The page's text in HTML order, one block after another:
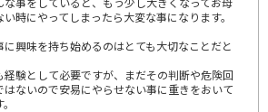
時にやってしまったら大変な事になります。
に興味を持ち始めるのはとても大切なことだと
験として必要ですが、まだその判断や危険回
ないので安易にやらせない事に重きをおいて